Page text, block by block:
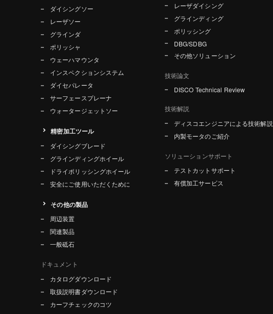
ダイシングソー
レーザソー
グラインダ
ポリッシャ
ウェーハマウンタ
インスペクションシステム
ダイセパレータ
サーフェースプレーナ
ウォータージェットソー
精密加工ツール
ダイシングブレード
グラインディングホイール
ドライポリッシングホイール
安全にご使用いただくために
その他の製品
周辺装置
関連製品
一般砥石
ドキュメント
カタログダウンロード
取扱説明書ダウンロード
カーフチェックのコツ
レーザダイシング
グラインディング
ポリッシング
DBG/SDBG
その他ソリューション
技術論文
DISCO Technical Review
技術解説
ディスコエンジニアによる技術解説
内製モータのご紹介
ソリューションサポート
テストカットサポート
有償加工サービス